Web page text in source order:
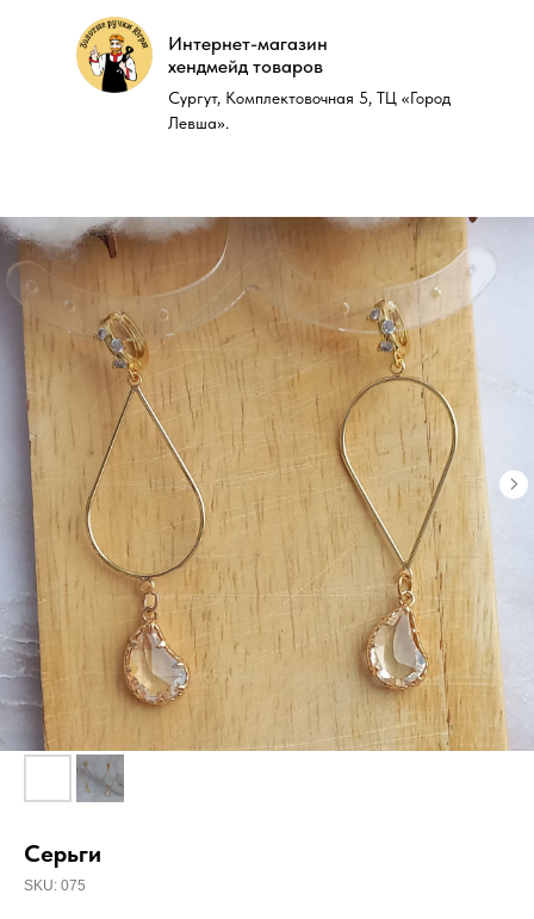
Интернет-магазин
хендмейд товаров
Сургут, Комплектовочная 5, ТЦ «Город
Левша».
Интернет-магазин
хендмейд товаров
Сургут, Комплектовочная 5, ТЦ «Город
Левша».
Серьги
SKU: 075